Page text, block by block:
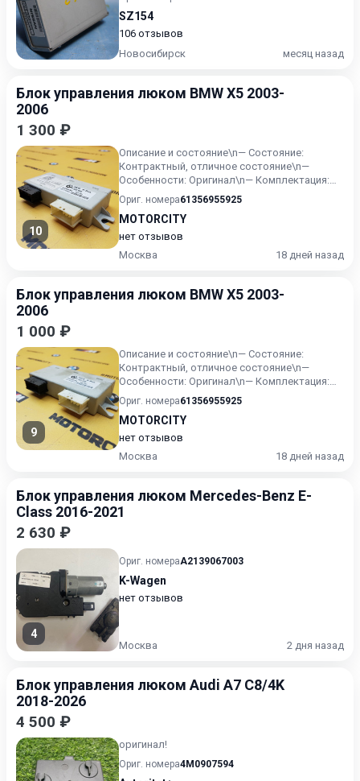
SZ154
106 отзывов
Новосибирск
месяц назад
Блок управления люком BMW X5 2003-
2006
1 300 ₽
10
Описание и состояние\n— Состояние:
Контрактный, отличное состояние\n—
Особенности: Оригинал\n— Комплектация:
Правый руль\n— Дополнительно: С...
Ориг. номера61356955925
MOTORCITY
нет отзывов
Москва
18 дней назад
Блок управления люком BMW X5 2003-
2006
1 000 ₽
9
Описание и состояние\n— Состояние:
Контрактный, отличное состояние\n—
Особенности: Оригинал\n— Комплектация:
Правый руль\n— Пробег донора: 6...
Ориг. номера61356955925
MOTORCITY
нет отзывов
Москва
18 дней назад
Блок управления люком Mercedes-Benz E-
Class 2016-2021
2 630 ₽
4
Ориг. номераA2139067003
K-Wagen
нет отзывов
Москва 2 дня назад
Блок управления люком Audi A7 C8/4K
2018-2026
4 500 ₽
оригинал!
Ориг. номера4M0907594